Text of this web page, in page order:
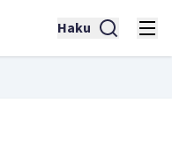
Haku